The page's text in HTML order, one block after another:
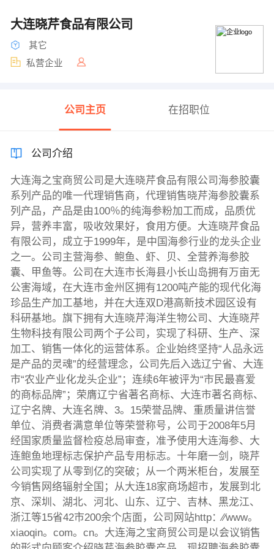
大连晓芹食品有限公司
其它
私营企业
公司主页 在招职位
公司介绍
大连海之宝商贸公司是大连晓芹食品有限公司海参胶囊
系列产品的唯一代理销售商，代理销售晓芹海参胶囊系
列产品，产品是由100％的纯海参粉加工而成，品质优
异，营养丰富，吸收效果好，食用方便。大连晓芹食品
有限公司，成立于1999年，是中国海参行业的龙头企业
之一。公司主营海参、鲍鱼、虾、贝、全营养海参胶
囊、甲鱼等。公司在大连市长海县小长山岛拥有万亩无
公害海域，在大连市金州区拥有1200吨产能的现代化海
珍品生产加工基地，并在大连双D港高新技术园区设有
科研基地。旗下拥有大连晓芹海洋生物公司、大连晓芹
生物科技有限公司两个子公司，实现了科研、生产、深
加工、销售一体化的运营体系。企业始终坚持“人品永远
是产品的灵魂”的经营理念，公司先后入选辽宁省、大连
市“农业产业化龙头企业”；连续6年被评为“市民最喜爱
的商标品牌”；荣膺辽宁省著名商标、大连市著名商标、
辽宁名牌、大连名牌、3。15荣誉品牌、重质量讲信誉
单位、消费者满意单位等荣誉称号，公司于2008年5月
经国家质量监督检疫总局审查，准予使用大连海参、大
连鲍鱼地理标志保护产品专用标志。十年磨一剑，晓芹
公司实现了从零到亿的突破；从一个两米柜台，发展至
今销售网络辐射全国；从大连18家商场超市，发展到北
京、深圳、湖北、河北、山东、辽宁、吉林、黑龙江、
浙江等15省42市200余个店面，公司网站http：∕∕www。
xiaoqin。com。cn。大连海之宝商贸公司是以会议销售